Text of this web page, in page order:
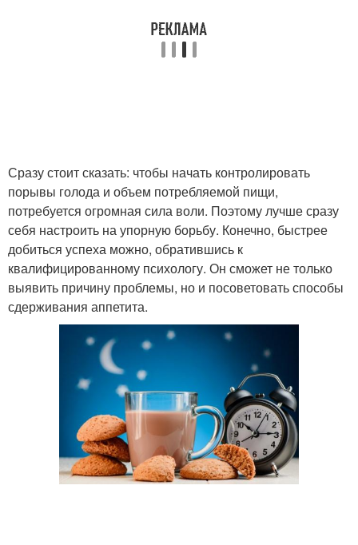
Сразу стоит сказать: чтобы начать контролировать
порывы голода и объем потребляемой пищи,
потребуется огромная сила воли. Поэтому лучше сразу
себя настроить на упорную борьбу. Конечно, быстрее
добиться успеха можно, обратившись к
квалифицированному психологу. Он сможет не только
выявить причину проблемы, но и посоветовать способы
сдерживания аппетита.